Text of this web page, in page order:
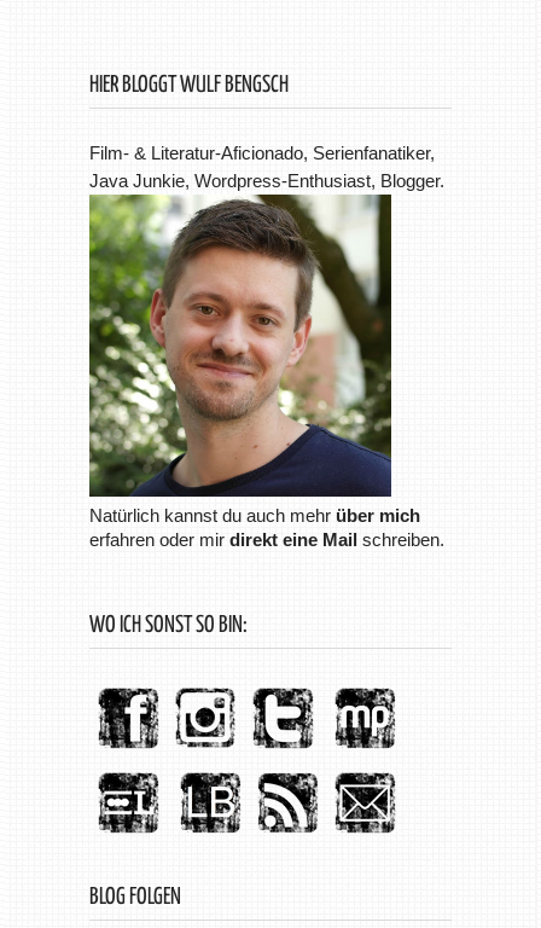
HIER BLOGGT WULF BENGSCH
Film- & Literatur-Aficionado, Serienfanatiker,
Java Junkie, Wordpress-Enthusiast, Blogger.
Natürlich kannst du auch mehr über mich
erfahren oder mir direkt eine Mailschreiben.
WO ICH SONST SO BIN:
BLOG FOLGEN